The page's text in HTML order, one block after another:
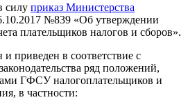
силу приказ Министерства
№839 «Об утверждении
плательщиков налогов и сборов».
приведен в соответствие с
ряд положений,
ГФСУ налогоплательщиков и
в частности: